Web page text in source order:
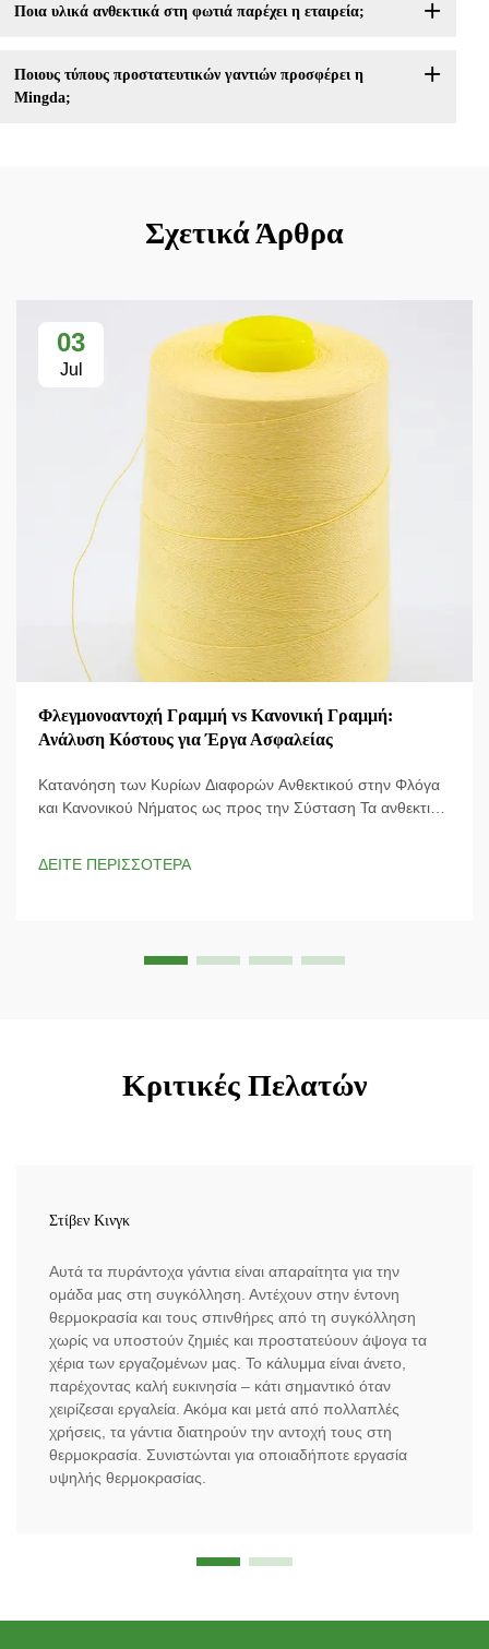
Ποια υλικά ανθεκτικά στη φωτιά παρέχει η εταιρεία;
Ποιους τύπους προστατευτικών γαντιών προσφέρει η
Mingda;
Σχετικά Άρθρα
03
Jul
Φλεγμονοαντοχή Γραμμή vs Κανονική Γραμμή:
Ανάλυση Κόστους για Έργα Ασφαλείας
Κατανόηση των Κυρίων Διαφορών Ανθεκτικού στην Φλόγα
και Κανονικού Νήματος ως προς την Σύσταση Τα ανθεκτικά
ΔΕΙΤΕ ΠΕΡΙΣΣΟΤΕΡΑ
Κριτικές Πελατών
Στίβεν Κινγκ
Αυτά τα πυράντοχα γάντια είναι απαραίτητα για την
ομάδα μας στη συγκόλληση. Αντέχουν στην έντονη
θερμοκρασία και τους σπινθήρες από τη συγκόλληση
χωρίς να υποστούν ζημιές και προστατεύουν άψογα τα
χέρια των εργαζομένων μας. Το κάλυμμα είναι άνετο,
παρέχοντας καλή ευκινησία – κάτι σημαντικό όταν
χειρίζεσαι εργαλεία. Ακόμα και μετά από πολλαπλές
χρήσεις, τα γάντια διατηρούν την αντοχή τους στη
θερμοκρασία. Συνιστώνται για οποιαδήποτε εργασία
υψηλής θερμοκρασίας.